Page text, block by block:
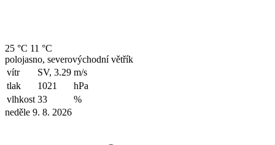
25 °C 11 °C
polojasno, severovýchodní větřík
vítr
SV, 3.29 m/s
tlak
1021
hPa
vlhkost 33
%
neděle 9. 8. 2026